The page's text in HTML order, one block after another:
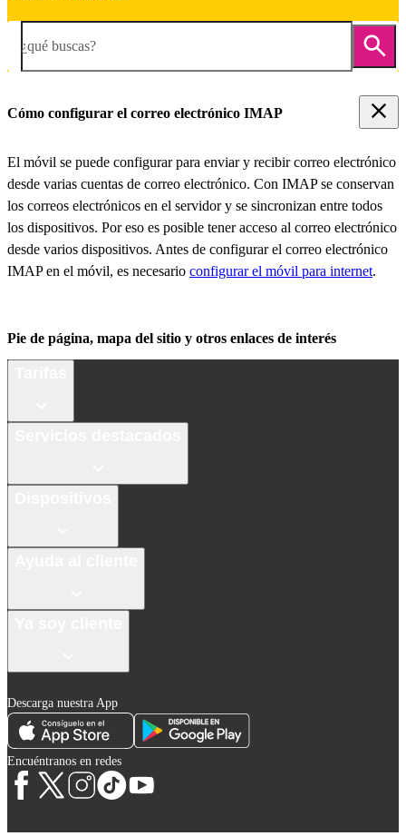
¿qué buscas?
Cómo configurar el correo electrónico IMAP
El móvil se puede configurar para enviar y recibir correo electrónico
desde varias cuentas de correo electrónico. Con IMAP se conservan
los correos electrónicos en el servidor y se sincronizan entre todos
los dispositivos. Por eso es posible tener acceso al correo electrónico
desde varios dispositivos. Antes de configurar el correo electrónico
IMAP en el móvil, es necesario configurar el móvil para internet.
Pie de página, mapa del sitio y otros enlaces de interés
Descarga nuestra App
Encuéntranos en redes